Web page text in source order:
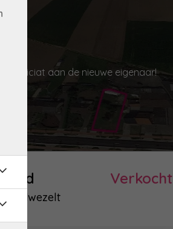
proficiat aan de nieuwe eigenaar!
Verkocht
Veldwezelt
Grond